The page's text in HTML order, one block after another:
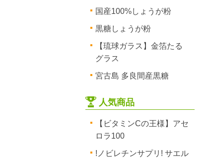
国産100%しょうが粉
黒糖しょうが粉
【琉球ガラス】金箔たる
グラス
宮古島 多良間産黒糖
人気商品
【ビタミンCの王様】アセ
ロラ100
!ノビレチンサプリ! サエル